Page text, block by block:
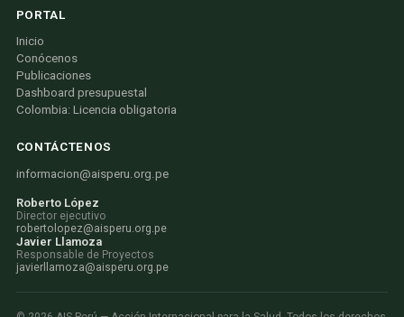
PORTAL
Inicio
Conócenos
Publicaciones
Dashboard presupuestal
Colombia: Licencia obligatoria
CONTÁCTENOS
informacion@aisperu.org.pe
Roberto López
Director ejecutivo
robertolopez@aisperu.org.pe
Javier Llamoza
Responsable de Proyectos
javierllamoza@aisperu.org.pe